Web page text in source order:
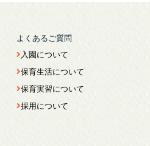
よくあるご質問
入園について
保育生活について
保育実習について
採用について